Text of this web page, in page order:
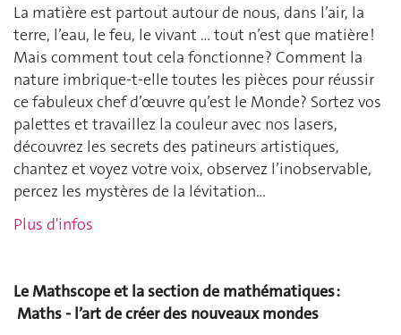
La matière est partout autour de nous, dans l’air, la
terre, l’eau, le feu, le vivant … tout n’est que matière !
Mais comment tout cela fonctionne ? Comment la
nature imbrique-t-elle toutes les pièces pour réussir
ce fabuleux chef d’œuvre qu’est le Monde? Sortez vos
palettes et travaillez la couleur avec nos lasers,
découvrez les secrets des patineurs artistiques,
chantez et voyez votre voix, observez l’inobservable,
percez les mystères de la lévitation…
Plus d'infos
Le Mathscope et la section de mathématiques :
Maths - l’art de créer des nouveaux mondes